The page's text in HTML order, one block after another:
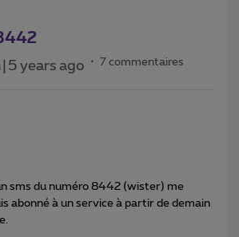
years ago 7 commentaires
sms du numéro 8442 (wister) me
abonné à un service à partir de demain